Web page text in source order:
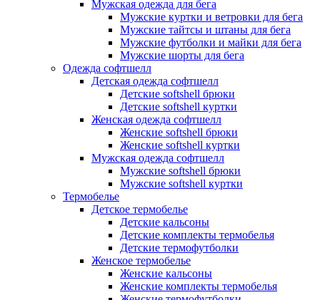
Мужская одежда для бега
Мужские куртки и ветровки для бега
Мужские тайтсы и штаны для бега
Мужские футболки и майки для бега
Мужские шорты для бега
Одежда софтшелл
Детская одежда софтшелл
Детские softshell брюки
Детские softshell куртки
Женская одежда софтшелл
Женские softshell брюки
Женские softshell куртки
Мужская одежда софтшелл
Мужские softshell брюки
Мужские softshell куртки
Термобелье
Детское термобелье
Детские кальсоны
Детские комплекты термобелья
Детские термофутболки
Женское термобелье
Женские кальсоны
Женские комплекты термобелья